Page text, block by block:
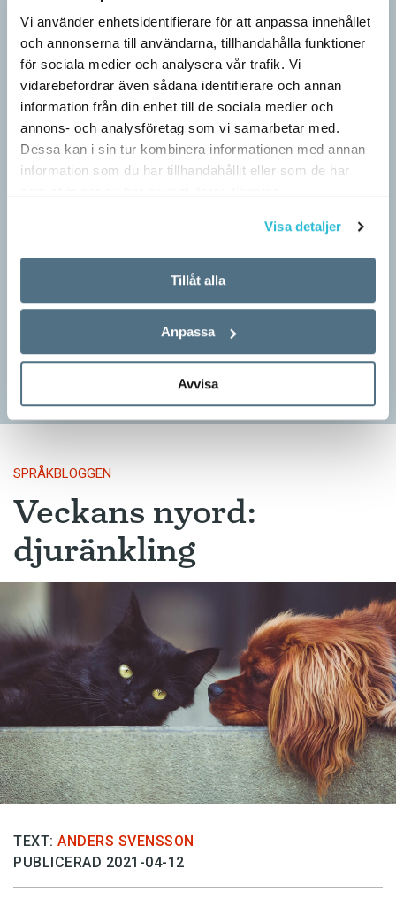
Vi använder enhetsidentifierare för att anpassa innehållet
och annonserna till användarna, tillhandahålla funktioner
för sociala medier och analysera vår trafik. Vi
vidarebefordrar även sådana identifierare och annan
information från din enhet till de sociala medier och
annons- och analysföretag som vi samarbetar med.
Dessa kan i sin tur kombinera informationen med annan
information som du har tillhandahållit eller som de har
Visa detaljer
Tillåt alla
Anpassa
Avvisa
Pressmeddelande: Hjovisst älskar vi
– Vinnarna visar att lyckade ordvitsar alltid går hem. En bra
kommunen med en humoristisk knorr, säger Anders Svensson,
…
SPRÅKBLOGGEN
Veckans nyord:
djuränkling
TEXT: ANDERS SVENSSON
PUBLICERAD 2021-04-12